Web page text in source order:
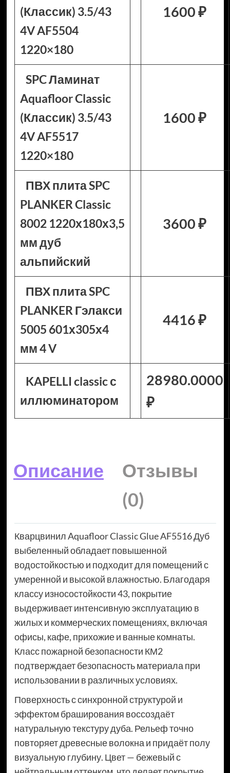
(Классик) 3.5/43
4V AF5504
1220×180
1600 ₽
SPC Ламинат
Aquafloor Classic
(Классик) 3.5/43
4V AF5517
1220×180
1600 ₽
ПВХ плита SPC
PLANKER Classic
8002 1220х180х3,5
мм дуб
альпийский
3600 ₽
ПВХ плита SPC
PLANKER Гэлакси
5005 601х305х4
мм 4 V
4416 ₽
KAPELLI classic с
иллюминатором
28980.0000
₽
Описание
Отзывы
(0)
Кварцвинил Aquafloor Classic Glue AF5516 Дуб
выбеленный обладает повышенной
водостойкостью и подходит для помещений с
умеренной и высокой влажностью. Благодаря
классу износостойкости 43, покрытие
выдерживает интенсивную эксплуатацию в
жилых и коммерческих помещениях, включая
офисы, кафе, прихожие и ванные комнаты.
Класс пожарной безопасности КМ2
подтверждает безопасность материала при
использовании в различных условиях.
Поверхность с синхронной структурой и
эффектом браширования воссоздаёт
натуральную текстуру дуба. Рельеф точно
повторяет древесные волокна и придаёт полу
визуальную глубину. Цвет — бежевый с